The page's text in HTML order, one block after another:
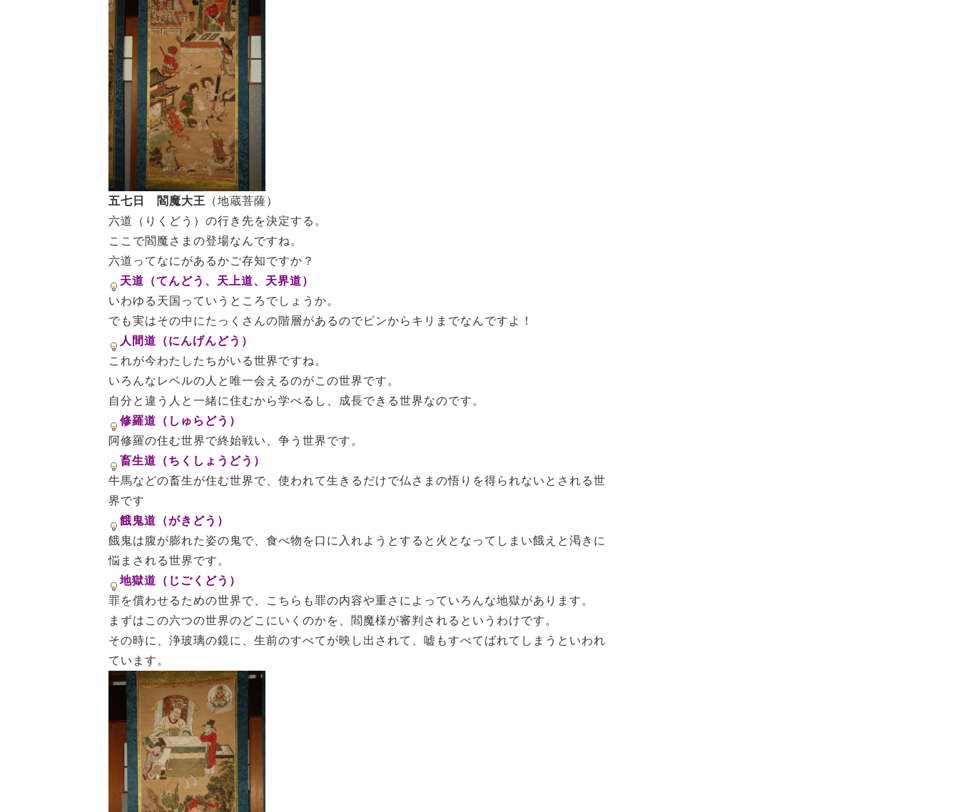
五七日 閻魔大王 （地蔵菩薩）
六道（りくどう）の行き先を決定する。
ここで閻魔さまの登場なんですね。
六道ってなにがあるかご存知ですか？
天道（てんどう、天上道、天界道）
いわゆる天国っていうところでしょうか。
でも実はその中にたっくさんの階層があるのでピンからキリまでなんですよ！
人間道（にんげんどう）
これが今わたしたちがいる世界ですね。
いろんなレベルの人と唯一会えるのがこの世界です。
自分と違う人と一緒に住むから学べるし、成長できる世界なのです。
修羅道（しゅらどう）
阿修羅の住む世界で終始戦い、争う世界です。
畜生道（ちくしょうどう）
牛馬などの畜生が住む世界で、使われて生きるだけで仏さまの悟りを得られないとされる世
界です
餓鬼道（がきどう）
餓鬼は腹が膨れた姿の鬼で、食べ物を口に入れようとすると火となってしまい餓えと渇きに
悩まされる世界です。
地獄道（じごくどう）
罪を償わせるための世界で、こちらも罪の内容や重さによっていろんな地獄があります。
まずはこの六つの世界のどこにいくのかを、閻魔様が審判されるというわけです。
その時に、浄玻璃の鏡に、生前のすべてが映し出されて、嘘もすべてばれてしまうといわれ
ています。